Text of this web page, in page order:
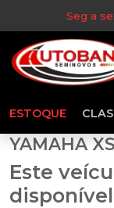
Seg a
ESTOQUE
YAMAHA
Este